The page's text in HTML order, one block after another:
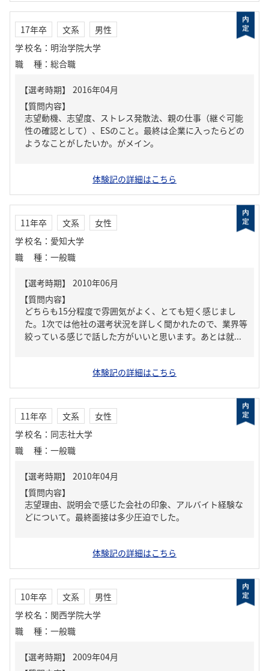
17年卒 文系
男性
学校名 ： 明治学院大学
職種 ： 総合職
【質問内容】
志望動機、志望度、ストレス発散法、親の仕事（継ぐ可能
性の確認として）、ESのこと。最終は企業に入ったらどの
ようなことがしたいか。がメイン。
体験記の詳細はこちら
11年卒 文系
女性
学校名 ： 愛知大学
職種 ： 一般職
【質問内容】
どちらも15分程度で雰囲気がよく、とても短く感じまし
た。1次では他社の選考状況を詳しく聞かれたので、業界等
絞っている感じで話した方がいいと思います。あとは就...
体験記の詳細はこちら
11年卒 文系
女性
学校名 ： 同志社大学
職種 ： 一般職
【質問内容】
志望理由、説明会で感じた会社の印象、アルバイト経験な
どについて。最終面接は多少圧迫でした。
体験記の詳細はこちら
10年卒 文系
男性
学校名 ： 関西学院大学
職種 ： 一般職